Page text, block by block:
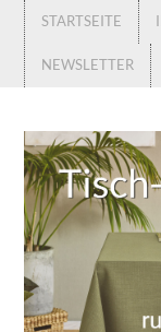
STARTSEITE
NEWSLETTER